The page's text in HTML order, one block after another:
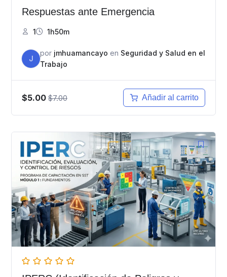
Respuestas ante Emergencia
1 1h50m
J
por jmhuamancayo en Seguridad y Salud en el
Trabajo
$5.00 $7.00 Añadir al carrito